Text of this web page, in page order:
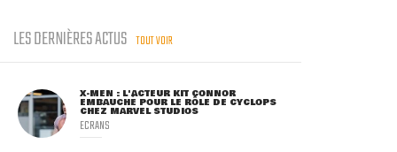
LES DERNIÈRES ACTUS TOUT VOIR
X-MEN : L'ACTEUR KIT CONNOR
EMBAUCHÉ POUR LE RÔLE DE CYCLOPS
CHEZ MARVEL STUDIOS
ECRANS